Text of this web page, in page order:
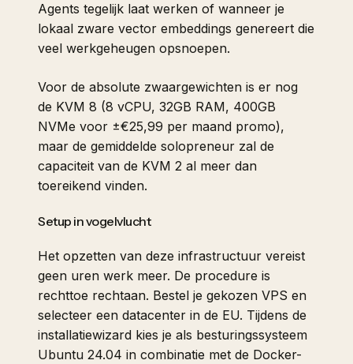
Agents tegelijk laat werken of wanneer je
lokaal zware vector embeddings genereert die
veel werkgeheugen opsnoepen.
Voor de absolute zwaargewichten is er nog
de KVM 8 (8 vCPU, 32GB RAM, 400GB
NVMe voor ±€25,99 per maand promo),
maar de gemiddelde solopreneur zal de
capaciteit van de KVM 2 al meer dan
toereikend vinden.
Setup in vogelvlucht
Het opzetten van deze infrastructuur vereist
geen uren werk meer. De procedure is
rechttoe rechtaan. Bestel je gekozen VPS en
selecteer een datacenter in de EU. Tijdens de
installatiewizard kies je als besturingssysteem
Ubuntu 24.04 in combinatie met de Docker-